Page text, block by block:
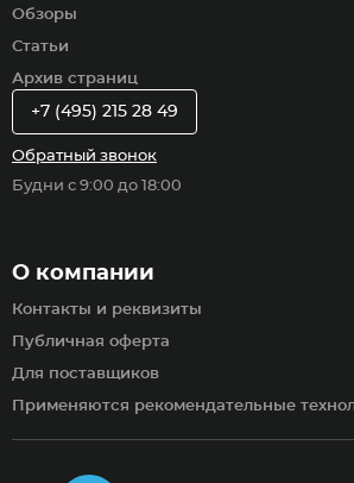
Обзоры
Статьи
Архив страниц
О компании
Контакты и реквизиты
Публичная оферта
Для поставщиков
Применяются рекомендательные
+7 (495) 215 28 49
Обратный звонок
Будни с 9:00 до 18:00